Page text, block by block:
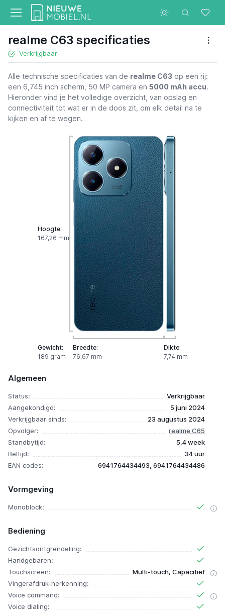
realme C63 specificaties
Verkrijgbaar
Alle technische specificaties van de realme C63 op een rij:
een 6,745 inch scherm, 50 MP camera en 5000 mAh accu.
Hieronder vind je het volledige overzicht, van opslag en
connectiviteit tot wat er in de doos zit, om elk detail na te
kijken en af te wegen.
Hoogte:
167,26 mm
Gewicht:
189 gram
Breedte:
76,67 mm
Dikte:
7,74 mm
Algemeen
Status:
Verkrijgbaar
Aangekondigd:
5 juni 2024
Verkrijgbaar sinds:
23 augustus 2024
Opvolger:
realme C65
Standbytijd:
5,4 week
Beltijd:
34 uur
EAN codes:
6941764434493, 6941764434486
Vormgeving
Monoblock:
Bediening
Gezichtsontgrendeling:
Handgebaren:
Touchscreen:
Multi-touch, Capacitief
Vingerafdruk-herkenning:
Voice command:
Voice dialing: